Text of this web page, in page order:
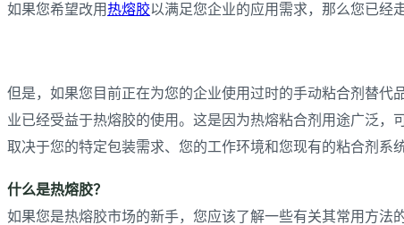
如果您希望改用热熔胶以满足您企业的应用需求，那么您已经
但是，如果您目前正在为您的企业使用过时的手动粘合剂替
业已经受益于热熔胶的使用。这是因为热熔粘合剂用途广泛
取决于您的特定包装需求、您的工作环境和您现有的粘合剂系统
什么是热熔胶？
如果您是热熔胶市场的新手，您应该了解一些有关其常用方